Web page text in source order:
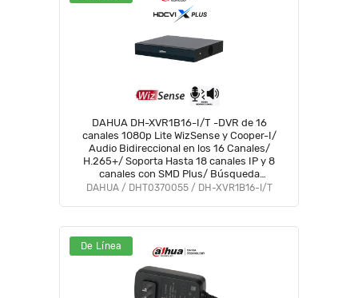
DAHUA DH-XVR1B16-I/T -DVR de 16
canales 1080p Lite WizSense y Cooper-I/
Audio Bidireccional en los 16 Canales/
H.265+/ Soporta Hasta 18 canales IP y 8
canales con SMD Plus/ Búsqueda
Inteligente Personas y Vehículos/
DAHUA / DHT0370055 / DH-XVR1B16-I/T
De Línea